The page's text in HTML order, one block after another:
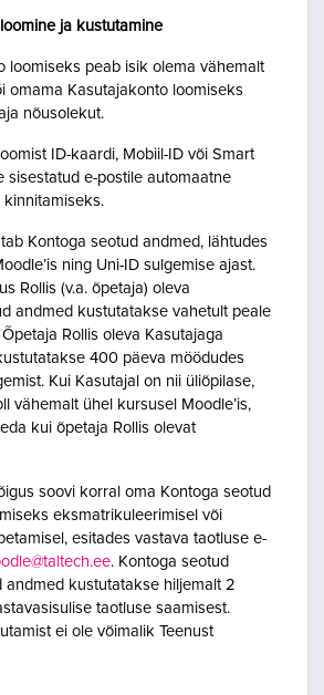
ja kustutamine
loomiseks peab isik olema vähemalt
omama Kasutajakonto loomiseks
nõusolekut.
ID-kaardi, Mobiil-ID või Smart
sisestatud e-postile automaatne
kinnitamiseks.
Kontoga seotud andmed, lähtudes
ning Uni-ID sulgemise ajast.
Rollis (v.a. õpetaja) oleva
andmed kustutatakse vahetult peale
Rollis oleva Kasutajaga
400 päeva möödudes
Kui Kasutajal on nii üliõpilase,
vähemalt ühel kursusel Moodle’is,
kui õpetaja Rollis olevat
soovi korral oma Kontoga seotud
eksmatrikuleerimisel või
esitades vastava taotluse e-
. Kontoga seotud
andmed kustutatakse hiljemalt 2
taotluse saamisest.
ei ole võimalik Teenust